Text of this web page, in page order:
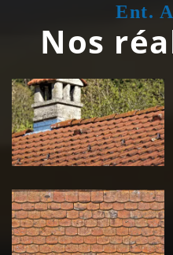
Ent.
Nos
Couvreur
zingueur 39
Jura
démoussage de
toiture 39
Jura